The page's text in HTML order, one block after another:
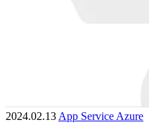
2024.02.13 App Service Azure